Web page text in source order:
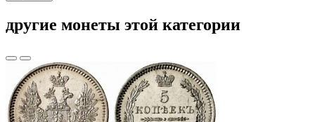
другие монеты этой категории